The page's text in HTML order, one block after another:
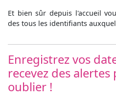
Et bien sûr depuis l'accueil
des tous les identifiants
Enregistrez vos
recevez des
oublier !